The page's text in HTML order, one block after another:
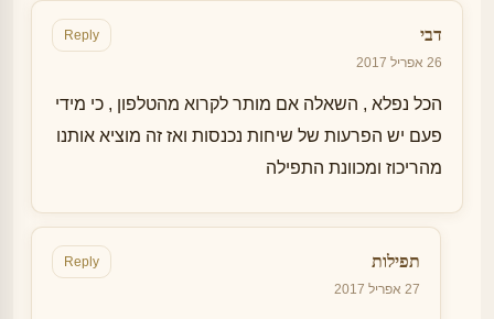
דבי
26 אפריל 2017
Reply
הכל נפלא , השאלה אם מותר לקרוא מהטלפון , כי מידי
פעם יש הפרעות של שיחות נכנסות ואז זה מוציא אותנו
מהריכוז ומכוונת התפילה
תפילות
27 אפריל 2017
Reply